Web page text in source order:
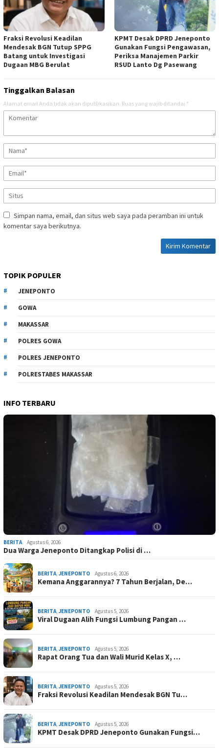
Fraksi Revolusi Keadilan
Mendesak BGN Tutup SPPG
Batang untuk Investigasi
Dugaan MBG Berulat
KPMT Desak DPRD Jeneponto
Gunakan Fungsi Pengawasan,
Periksa Manajemen Parkir
RSUD Lanto Dg Pasewang
Tinggalkan Balasan
Alamat email Anda tidak akan dipublikasikan. Ruas yang wajib ditandai *
Simpan nama, email, dan situs web saya pada peramban ini untuk
komentar saya berikutnya.
TOPIK POPULER
JENEPONTO
GOWA
MAKASSAR
POLRES GOWA
POLRES JENEPONTO
POLRESTABES MAKASSAR
INFO TERBARU
BERITA Agustus 6, 2026
Dua Warga Jeneponto Ditangkap Polisi di …
BERITA, JENEPONTO Agustus 6, 2026
Kemana Anggarannya? 7 Tahun Berjalan, De…
BERITA, JENEPONTO Agustus 5, 2026
Viral Dugaan Alih Fungsi Lumbung Pangan …
BERITA, JENEPONTO Agustus 5, 2026
Rapat Orang Tua dan Wali Murid Kelas X, …
BERITA, JENEPONTO Agustus 5, 2026
Fraksi Revolusi Keadilan Mendesak BGN Tu…
BERITA, JENEPONTO Agustus 5, 2026
KPMT Desak DPRD Jeneponto Gunakan Fungsi…